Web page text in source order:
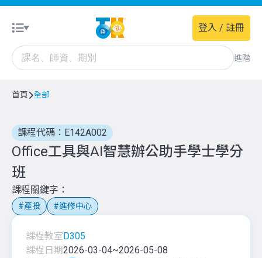
進階
登入 / 註冊
首頁 全部
課程代碼：E142A002
Office工具與AI智慧辦公助手學士學分
班
課程關鍵字
產投 進修中心
課程教室D305
課程日期2026-03-04~2026-05-08